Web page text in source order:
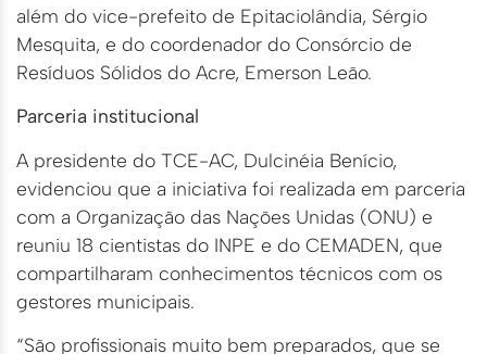
além do vice-prefeito de Epitaciolândia, Sérgio
Mesquita, e do coordenador do Consórcio de
Resíduos Sólidos do Acre, Emerson Leão.
Parceria institucional
A presidente do TCE-AC, Dulcinéia Benício,
evidenciou que a iniciativa foi realizada em parceria
com a Organização das Nações Unidas (ONU) e
reuniu 18 cientistas do INPE e do CEMADEN, que
compartilharam conhecimentos técnicos com os
gestores municipais.
“São profissionais muito bem preparados, que se